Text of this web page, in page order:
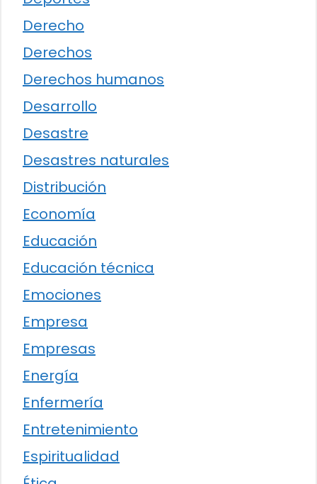
Derecho
Derechos
Derechos humanos
Desarrollo
Desastre
Desastres naturales
Distribución
Economía
Educación
Educación técnica
Emociones
Empresa
Empresas
Energía
Enfermería
Entretenimiento
Espiritualidad